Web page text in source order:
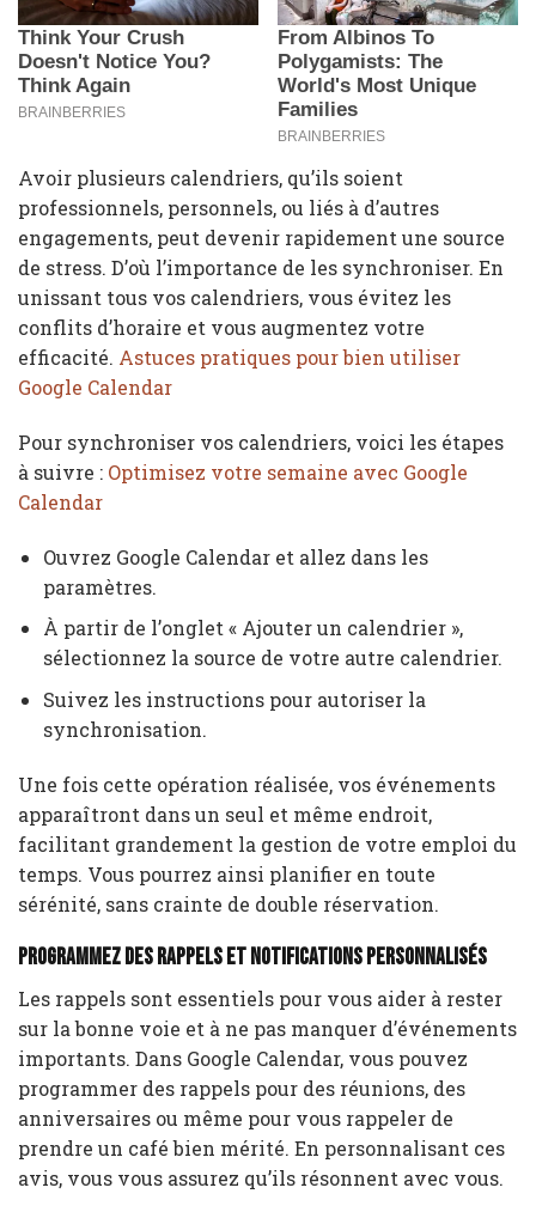
Avoir plusieurs calendriers, qu’ils soient
professionnels, personnels, ou liés à d’autres
engagements, peut devenir rapidement une source
de stress. D’où l’importance de les synchroniser. En
unissant tous vos calendriers, vous évitez les
conflits d’horaire et vous augmentez votre
efficacité. Astuces pratiques pour bien utiliser
Google Calendar
Pour synchroniser vos calendriers, voici les étapes
à suivre : Optimisez votre semaine avec Google
Calendar
Ouvrez Google Calendar et allez dans les
paramètres.
À partir de l’onglet « Ajouter un calendrier »,
sélectionnez la source de votre autre calendrier.
Suivez les instructions pour autoriser la
synchronisation.
Une fois cette opération réalisée, vos événements
apparaîtront dans un seul et même endroit,
facilitant grandement la gestion de votre emploi du
temps. Vous pourrez ainsi planifier en toute
sérénité, sans crainte de double réservation.
Programmez des rappels et notifications personnalisés
Les rappels sont essentiels pour vous aider à rester
sur la bonne voie et à ne pas manquer d’événements
importants. Dans Google Calendar, vous pouvez
programmer des rappels pour des réunions, des
anniversaires ou même pour vous rappeler de
prendre un café bien mérité. En personnalisant ces
avis, vous vous assurez qu’ils résonnent avec vous.